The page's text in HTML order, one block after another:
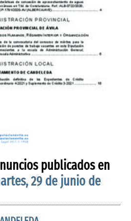
publicados en
29 de junio de